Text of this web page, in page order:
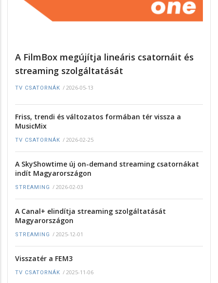
A FilmBox megújítja lineáris csatornáit és
streaming szolgáltatását
TV CSATORNÁK / 2026-05-13
Friss, trendi és változatos formában tér vissza a
MusicMix
TV CSATORNÁK / 2026-02-25
A SkyShowtime új on-demand streaming csatornákat
indít Magyarországon
STREAMING / 2026-02-03
A Canal+ elindítja streaming szolgáltatását
Magyarországon
STREAMING / 2025-12-01
Visszatér a FEM3
TV CSATORNÁK / 2025-11-06